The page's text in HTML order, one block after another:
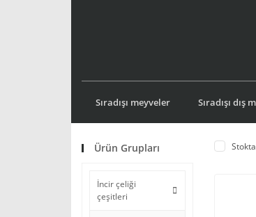
Sıradışı meyveler Sıradışı dış
Ürün Grupları
İncir çeliği
çeşitleri